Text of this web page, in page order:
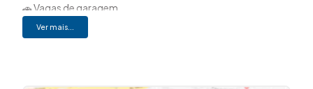
🚗 Vagas de garagem
📐 195m² de área construída
🌳 360m² de terreno
Ver mais...